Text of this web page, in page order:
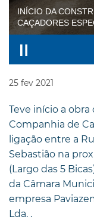
INÍCIO DA
CAÇADORES
25 fev 2021
Teve início a obra
Companhia de
ligação entre a
Sebastião na
(Largo das 5
da Câmara
empresa
Lda. .